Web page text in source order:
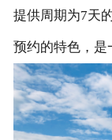
提供周期为7天
预约的特色，是